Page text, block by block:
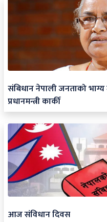
संबिधान नेपाली जनताको भाग्य
प्रधानमन्त्री कार्की
आज संविधान दिवस